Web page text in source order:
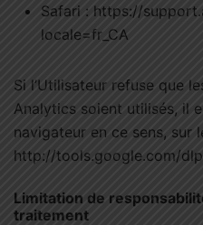
Safari : https://
locale=fr_CA
Si l’Utilisateur refuse que
Analytics soient utilisés, il
navigateur en ce sens, sur
http://tools.google.com/
Limitation de
traitement